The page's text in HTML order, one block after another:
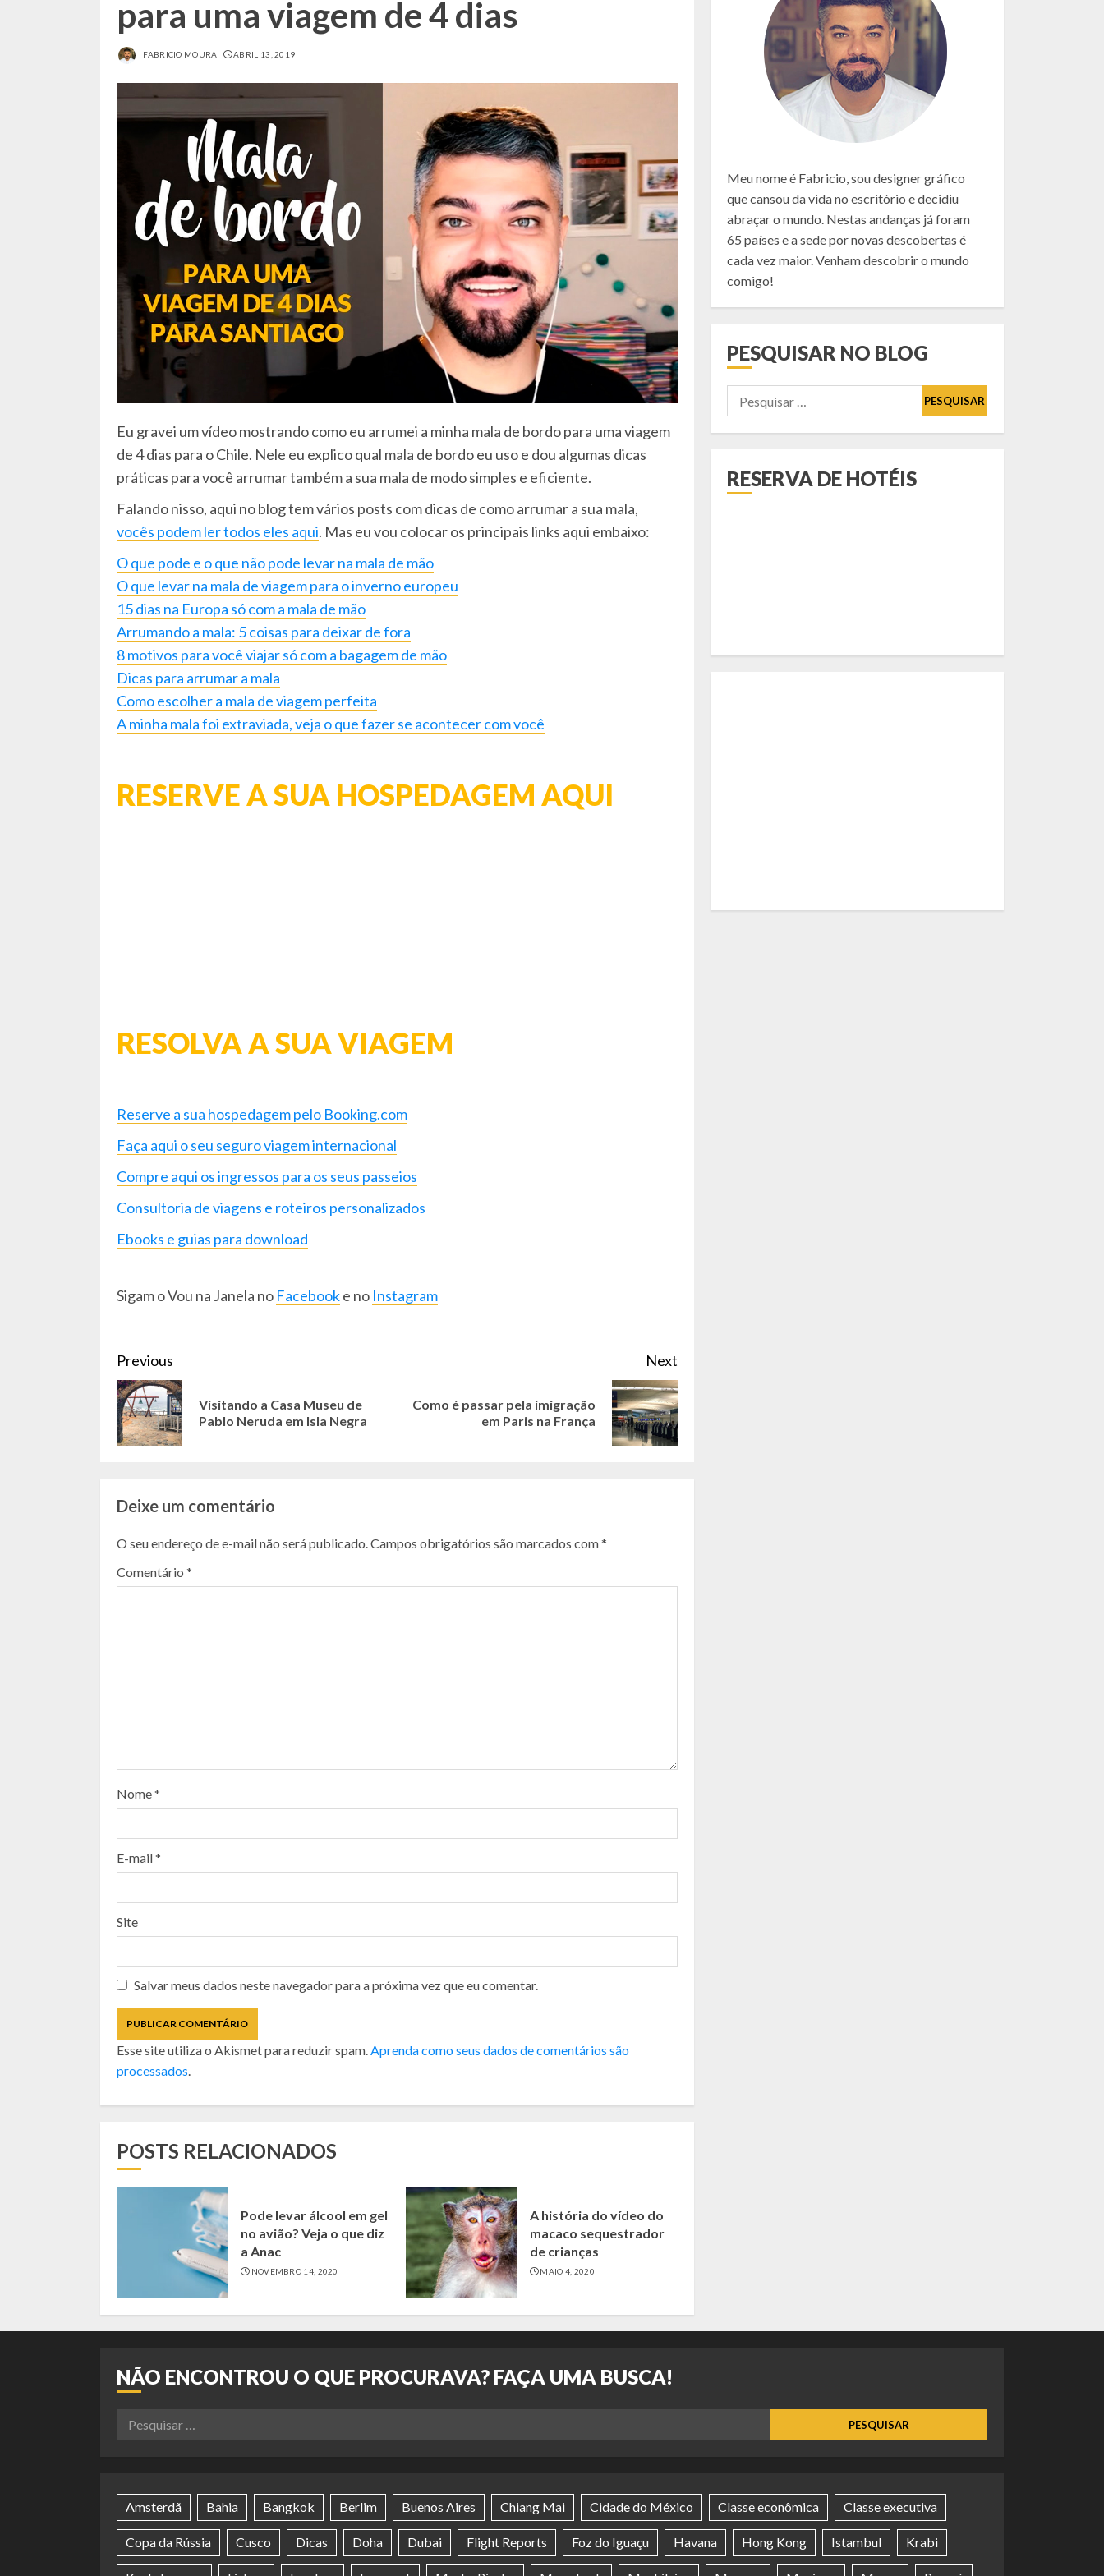
para uma viagem de 4 dias
FABRICIO MOURA ABRIL 13, 2019
Eu gravei um vídeo mostrando como eu arrumei a minha mala de bordo para uma viagem
de 4 dias para o Chile. Nele eu explico qual mala de bordo eu uso e dou algumas dicas
práticas para você arrumar também a sua mala de modo simples e eficiente.
Falando nisso, aqui no blog tem vários posts com dicas de como arrumar a sua mala,
vocês podem ler todos eles aqui. Mas eu vou colocar os principais links aqui embaixo:
O que pode e o que não pode levar na mala de mão
O que levar na mala de viagem para o inverno europeu
15 dias na Europa só com a mala de mão
Arrumando a mala: 5 coisas para deixar de fora
8 motivos para você viajar só com a bagagem de mão
Dicas para arrumar a mala
Como escolher a mala de viagem perfeita
A minha mala foi extraviada, veja o que fazer se acontecer com você
RESERVE A SUA HOSPEDAGEM AQUI
RESOLVA A SUA VIAGEM
Reserve a sua hospedagem pelo Booking.com
Faça aqui o seu seguro viagem internacional
Compre aqui os ingressos para os seus passeios
Consultoria de viagens e roteiros personalizados
Ebooks e guias para download
Sigam o Vou na Janela no Facebooke no Instagram
CONTINUE
READING
Previous
Previous
Visitando a Casa Museu de
Pablo Neruda em Isla Negra
Next
Next
Como é passar pela imigração
em Paris na França
Deixe um comentário
O seu endereço de e-mail não será publicado.Campos obrigatórios são marcados com*
Comentário *
Nome*
E-mail*
Site
Salvar meus dados neste navegador para a próxima vez que eu comentar.
Esse site utiliza o Akismet para reduzir spam.Aprenda como seus dados de comentários são
processados.
POSTS RELACIONADOS
Pode levar álcool em gel
no avião? Veja o que diz
a Anac
NOVEMBRO 14, 2020
A história do vídeo do
macaco sequestrador
de crianças
MAIO 4, 2020
Meu nome é Fabricio, sou designer gráfico
que cansou da vida no escritório e decidiu
abraçar o mundo. Nestas andanças já foram
65 países e a sede por novas descobertas é
cada vez maior. Venham descobrir o mundo
comigo!
PESQUISAR NO BLOG
Pesquisar
por:
RESERVA DE HOTÉIS
NÃO ENCONTROU O QUE PROCURAVA? FAÇA UMA BUSCA!
Pesquisar
Amsterdã Bahia Bangkok Berlim Buenos Aires Chiang Mai Cidade do México Classe econômica Classe executiva
Copa da Rússia Cusco Dicas Doha Dubai Flight Reports Foz do Iguaçu Havana Hong Kong Istambul Krabi